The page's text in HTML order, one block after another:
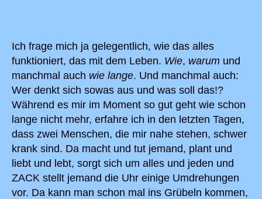
Ich frage mich ja gelegentlich, wie das alles
funktioniert, das mit dem Leben. Wie, warum und
manchmal auch wie lange. Und manchmal auch:
Wer denkt sich sowas aus und was soll das!?
Während es mir im Moment so gut geht wie schon
lange nicht mehr, erfahre ich in den letzten Tagen,
dass zwei Menschen, die mir nahe stehen, schwer
krank sind. Da macht und tut jemand, plant und
liebt und lebt, sorgt sich um alles und jeden und
ZACK stellt jemand die Uhr einige Umdrehungen
vor. Da kann man schon mal ins Grübeln kommen,